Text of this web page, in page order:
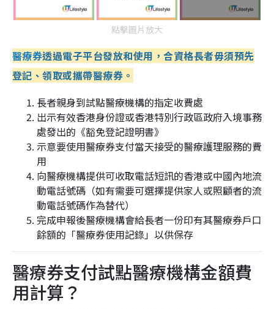
點擊圖片放大
醫療券透過電子平台發放和使用，合資格長者毋須預先
登記、領取或攜帶醫療券。
長者親身到試點醫療機構的指定收費處
出示有效香港身份證或香港特別行政區政府入境事務
處發出的《豁免登記證明書》
示意要使用醫療券支付當天接受的醫療護理服務的費
用
向醫療機構提供可收取電話短訊的香港或中國內地流
動電話號碼（如有需要可選擇提供家人或照顧者的流
動電話號碼作為替代）
完成申報後醫療機構會給長者一份印有其醫療券戶口
餘額的「醫療券使用記錄」以供保存
醫療券支付試點醫療機構金額費
用計算？